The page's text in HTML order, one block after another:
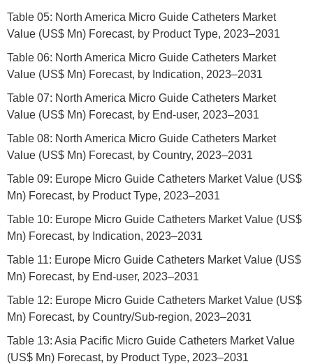
Table 05: North America Micro Guide Catheters Market
Value (US$ Mn) Forecast, by Product Type, 2023–2031
Table 06: North America Micro Guide Catheters Market
Value (US$ Mn) Forecast, by Indication, 2023–2031
Table 07: North America Micro Guide Catheters Market
Value (US$ Mn) Forecast, by End-user, 2023–2031
Table 08: North America Micro Guide Catheters Market
Value (US$ Mn) Forecast, by Country, 2023–2031
Table 09: Europe Micro Guide Catheters Market Value (US$
Mn) Forecast, by Product Type, 2023–2031
Table 10: Europe Micro Guide Catheters Market Value (US$
Mn) Forecast, by Indication, 2023–2031
Table 11: Europe Micro Guide Catheters Market Value (US$
Mn) Forecast, by End-user, 2023–2031
Table 12: Europe Micro Guide Catheters Market Value (US$
Mn) Forecast, by Country/Sub-region, 2023–2031
Table 13: Asia Pacific Micro Guide Catheters Market Value
(US$ Mn) Forecast, by Product Type, 2023–2031